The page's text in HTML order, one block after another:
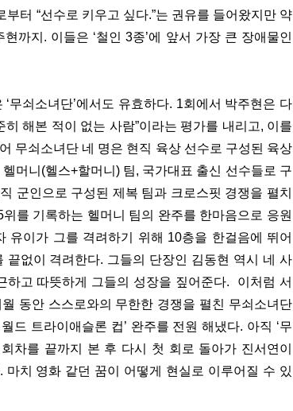
터 “선수로 키우고 싶다.”는 권유를 들어왔지만 약
까지. 이들은 ‘철인 3종’에 앞서 가장 큰 장애물인
무쇠소녀단’에서도 유효하다. 1회에서 박주현은 다
해본 적이 없는 사람”이라는 평가를 내리고, 이를
무쇠소녀단 네 명은 현직 육상 선수로 구성된 육상
머니(헬스+할머니) 팀, 국가대표 출신 선수들로 구
군인으로 구성된 제복 팀과 크로스핏 경쟁을 펼치
를 기록하는 헬머니 팀의 완주를 한마음으로 응원
유이가 그를 격려하기 위해 10층을 한걸음에 뛰어
없이 격려한다. 그들의 단장인 김동현 역시 네 사
고 따뜻하게 그들의 성장을 짚어준다.  이처럼 서
동안 스스로와의 무한한 경쟁을 펼친 무쇠소녀단
드 트라이애슬론 컵’ 완주를 전원 해냈다. 아직 ‘무
차를 끝까지 본 후 다시 첫 회로 돌아가 진서연이
마치 영화 같던 꿈이 어떻게 현실로 이루어질 수 있